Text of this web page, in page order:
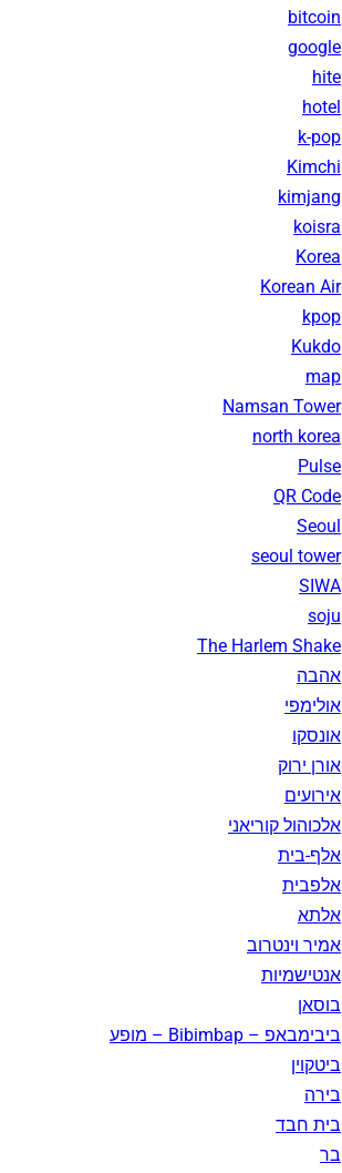
bitcoin
google
hite
hotel
k-pop
Kimchi
kimjang
koisra
Korea
Korean Air
kpop
Kukdo
map
Namsan Tower
north korea
Pulse
QR Code
Seoul
seoul tower
SIWA
soju
The Harlem Shake
אהבה
אולימפי
אונסקו
אורן ירוק
אירועים
אלכוהול קוריאני
אלף-בית
אלפבית
אלתא
אמיר וינטרוב
אנטישמיות
בוסאן
ביבימבאפ – Bibimbap – מופע
ביטקוין
בירה
בית חבד
בר